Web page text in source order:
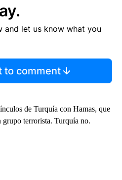
and let us know what you
to comment
de Turquía con Hamas, que
grupo terrorista. Turquía no.